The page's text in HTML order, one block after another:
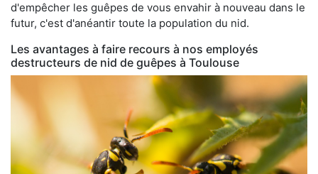
d'empêcher les guêpes de vous envahir à nouveau dans le
futur, c'est d'anéantir toute la population du nid.
Les avantages à faire recours à nos employés
destructeurs de nid de guêpes à Toulouse